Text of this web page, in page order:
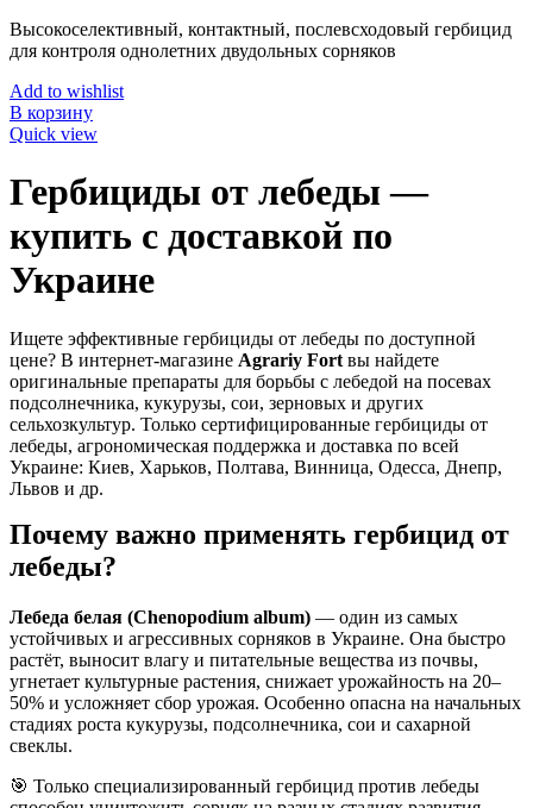
Гербициды от лебеды —
купить с доставкой по
Украине
Ищете эффективные гербициды от лебеды по доступной
цене? В интернет-магазине Agrariy Fort вы найдете
оригинальные препараты для борьбы с лебедой на посевах
подсолнечника, кукурузы, сои, зерновых и других
сельхозкультур. Только сертифицированные гербициды от
лебеды, агрономическая поддержка и доставка по всей
Украине: Киев, Харьков, Полтава, Винница, Одесса, Днепр,
Львов и др.
Почему важно применять гербицид от
лебеды?
Лебеда белая (Chenopodium album) — один из самых
устойчивых и агрессивных сорняков в Украине. Она быстро
растёт, выносит влагу и питательные вещества из почвы,
угнетает культурные растения, снижает урожайность на 20–
50% и усложняет сбор урожая. Особенно опасна на начальных
стадиях роста кукурузы, подсолнечника, сои и сахарной
свеклы.
🎯 Только специализированный гербицид против лебеды
Высокоселективный, контактный, послевсходовый гербицид
для контроля однолетних двудольных сорняков
Add to wishlist
В корзину
Quick view